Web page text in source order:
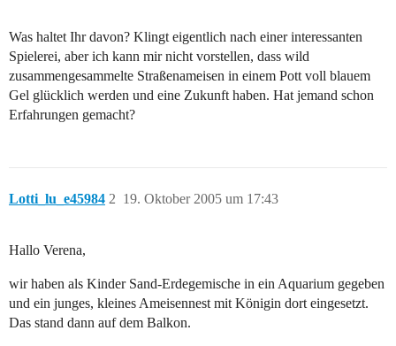
Was haltet Ihr davon? Klingt eigentlich nach einer interessanten
Spielerei, aber ich kann mir nicht vorstellen, dass wild
zusammengesammelte Straßenameisen in einem Pott voll blauem
Gel glücklich werden und eine Zukunft haben. Hat jemand schon
Erfahrungen gemacht?
Lotti_lu_e45984 19. Oktober 2005 um 17:43
2
Hallo Verena,
wir haben als Kinder Sand-Erdegemische in ein Aquarium gegeben
und ein junges, kleines Ameisennest mit Königin dort eingesetzt.
Das stand dann auf dem Balkon.